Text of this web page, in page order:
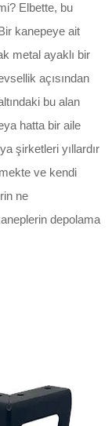
Elbette, bu
kanepeye ait
metal ayaklı bir
açısından
bu alan
hatta bir aile
şirketleri yıllardır
ve kendi
ne
depolama